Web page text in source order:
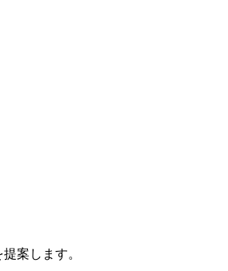
案します。